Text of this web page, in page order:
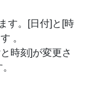
す。[日付]と[時
。
時刻]が変更さ